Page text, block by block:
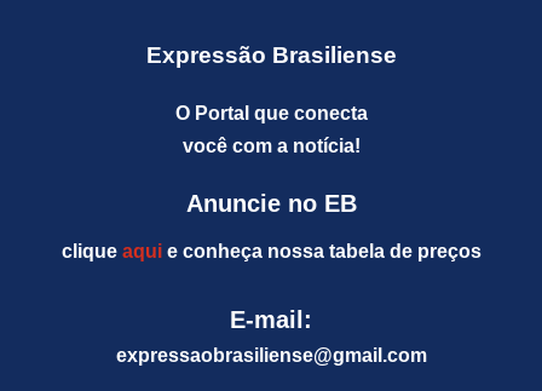
Expressão Brasiliense
O Portal que conecta
você com a notícia!
Anuncie no EB
clique aquie conheça nossa tabela de preços
E-mail:
expressaobrasiliense@gmail.com